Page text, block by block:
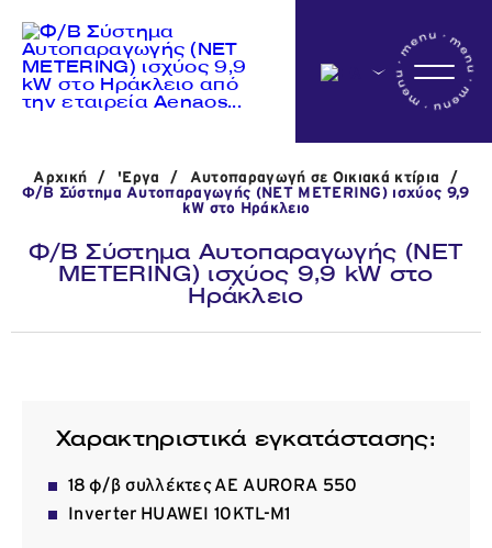
Αρχικη
Η εταιρεία
Δραστηριότητες
Νέα
Επικοινωνία
Αρχική / 'Εργα / Αυτοπαραγωγή σε Οικιακά κτίρια
/
Φ/Β Σύστημα Αυτοπαραγωγής (NET METERING) ισχύος 9,9
kW στο Ηράκλειο
Φ/Β Σύστημα Αυτοπαραγωγής (NET
METERING) ισχύος 9,9 kW στο
Ηράκλειο
Χαρακτηριστικά εγκατάστασης:
18 φ/β συλλέκτες ΑΕ AURORA 550
Inverter HUAWEI 10KTL-Μ1